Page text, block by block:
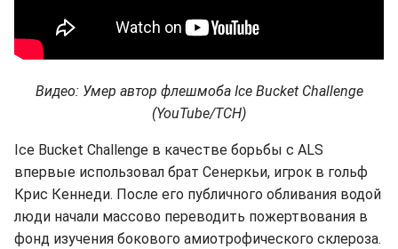
Видео: Умер автор флешмоба Ice Bucket Сhallenge
(YouTube/ТСН)
Ice Bucket Challenge в качестве борьбы с ALS
впервые использовал брат Сенеркьи, игрок в гольф
Крис Кеннеди. После его публичного обливания водой
люди начали массово переводить пожертвования в
фонд изучения бокового амиотрофического склероза.